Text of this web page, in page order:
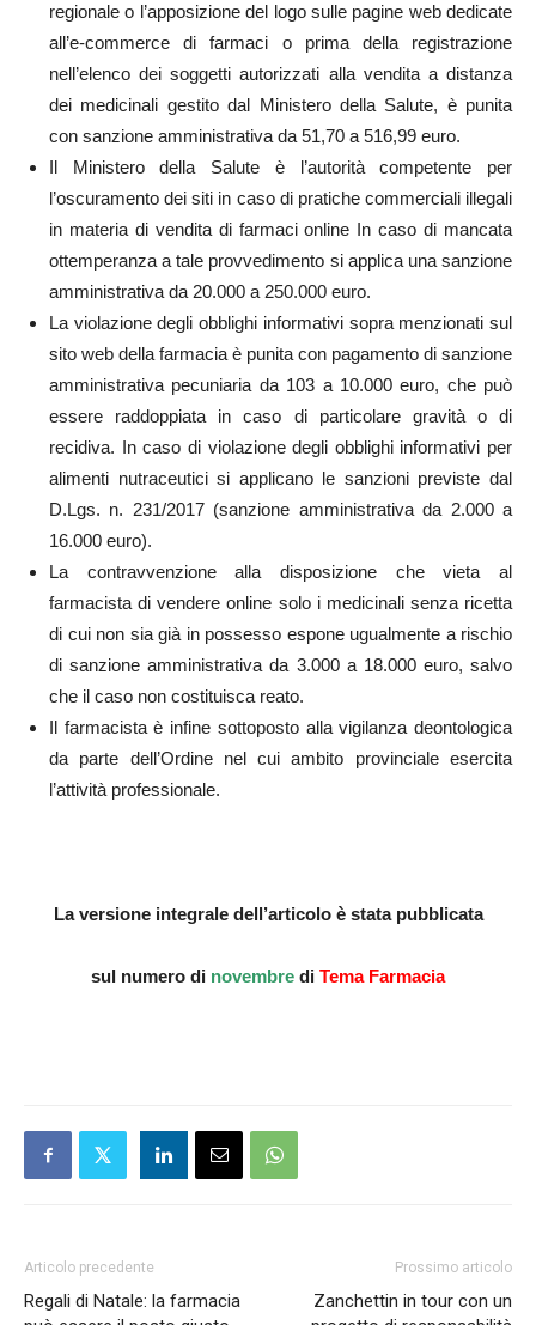
regionale o l’apposizione del logo sulle pagine web dedicate
all’e-commerce di farmaci o prima della registrazione
nell’elenco dei soggetti autorizzati alla vendita a distanza
dei medicinali gestito dal Ministero della Salute, è punita
con sanzione amministrativa da 51,70 a 516,99 euro.
Il Ministero della Salute è l’autorità competente per
l’oscuramento dei siti in caso di pratiche commerciali illegali
in materia di vendita di farmaci online In caso di mancata
ottemperanza a tale provvedimento si applica una sanzione
amministrativa da 20.000 a 250.000 euro.
La violazione degli obblighi informativi sopra menzionati sul
sito web della farmacia è punita con pagamento di sanzione
amministrativa pecuniaria da 103 a 10.000 euro, che può
essere raddoppiata in caso di particolare gravità o di
recidiva. In caso di violazione degli obblighi informativi per
alimenti nutraceutici si applicano le sanzioni previste dal
D.Lgs. n. 231/2017 (sanzione amministrativa da 2.000 a
16.000 euro).
La contravvenzione alla disposizione che vieta al
farmacista di vendere online solo i medicinali senza ricetta
di cui non sia già in possesso espone ugualmente a rischio
di sanzione amministrativa da 3.000 a 18.000 euro, salvo
che il caso non costituisca reato.
Il farmacista è infine sottoposto alla vigilanza deontologica
da parte dell’Ordine nel cui ambito provinciale esercita
l’attività professionale.
La versione integrale dell’articolo è stata pubblicata
sul numero di novembre di Tema Farmacia
Articolo precedente
Regali di Natale: la farmacia
Prossimo articolo
Zanchettin in tour con un